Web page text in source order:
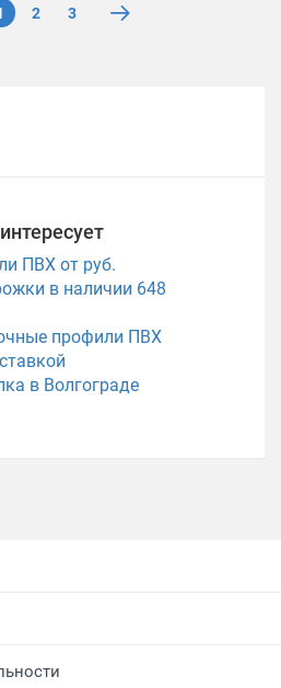
2 3
ПВХ от руб.
в наличии 648
профили ПВХ
в Волгограде